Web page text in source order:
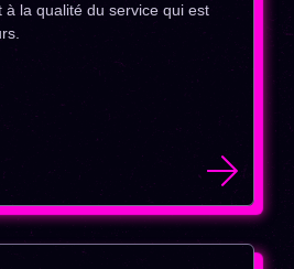
à la qualité du service qui est